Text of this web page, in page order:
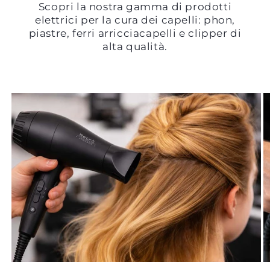
Scopri la nostra gamma di prodotti
elettrici per la cura dei capelli: phon,
piastre, ferri arricciacapelli e clipper di
alta qualità.